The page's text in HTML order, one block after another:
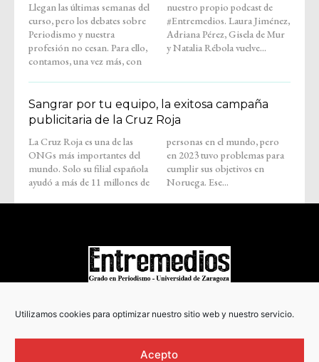
Utilizamos cookies para optimizar nuestro sitio web y nuestro servicio.
Acepto
Llegan las últimas semanas del
curso, pero los debates sobre
Periodismo y nuestra
profesión no cesan. Para ello,
contamos, una vez más, con
nuestro propio podcast de
#Entremedios. Laura Jiménez,
Adriana Pérez, Gisela de Mur
y Natalia Rébola vuelve...
Sangrar por tu equipo, la exitosa campaña
publicitaria de la Cruz Roja
La Cruz Roja es una de las
ONGs más importantes del
mundo. Solo su filial española
ayudó a más de 11 millones de
personas en el mundo, pero
en 2023 tuvo problemas para
cumplir sus objetivos en
Noruega. Ese...